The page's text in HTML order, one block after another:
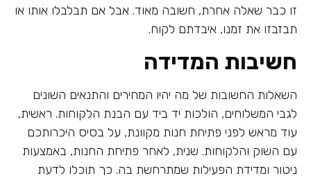
זו כבר שאלה אחרת, חשובה מאוד. אבל אם תבלבלו אותו או
תבזבזו את זמנו, איבדתם לקוח.
חשיבות המדידה
השאלות החשובות של מה יהיו המחירים והתנאים השונים
לגבי המשלוחים, הולכות יד ביד עם הבנת הלקוחות. ראשית,
עוד מראש לפני פתיחת חנות מקוונת, על בסיס היכרותכם
עם השוק והלקוחות. שנית, לאחר פתיחת החנות, באמצעות
ניטור ומדידת הפעילות שמתרחשת בה. כך תוכלו לדעת